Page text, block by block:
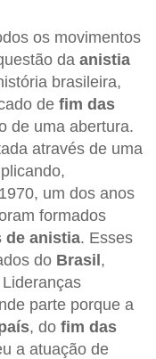
os movimentos
da anistia
brasileira,
de fim das
de uma abertura.
através de uma
um dos anos
formados
de anistia. Esses
do Brasil ,
Lideranças
parte porque a
, do fim das
a atuação de